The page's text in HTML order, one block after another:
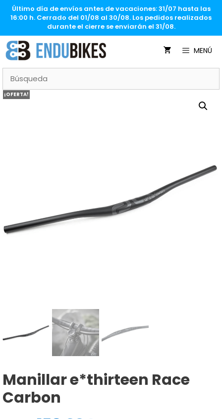
SaltarÚltimo día de envíos antes de vacaciones: 31/07 hasta las
16:00 h. Cerrado del 01/08 al 30/08. Los pedidos realizados
durante el cierre se enviarán el 31/08.
MENÚ
¡OFERTA!
Manillar e*thirteen Race
Carbon